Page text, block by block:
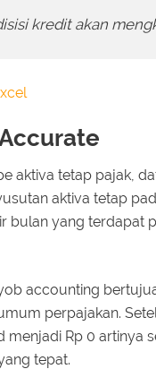
kredit akan
aktiva tetap pajak,
aktiva tetap
bulan yang terdapat
accounting
perpajakan.
Rp 0 artinya
tepat.